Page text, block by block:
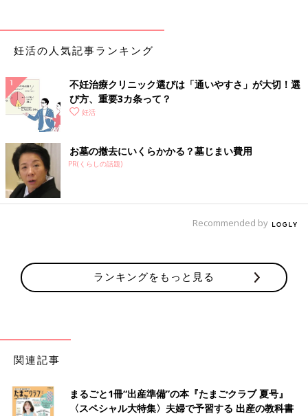
妊活の人気記事ランキング
不妊治療クリニック選びは「通いやすさ」が大切！選
び方、重要3カ条って？
妊活
お墓の撤去にいくらかかる？墓じまい費用
PR(くらしの話題)
Recommended by
ランキングをもっと見る
関連記事
まるごと1冊“出産準備”の本『たまごクラブ 夏号』
〈スペシャル大特集〉夫婦で予習する 出産の教科書